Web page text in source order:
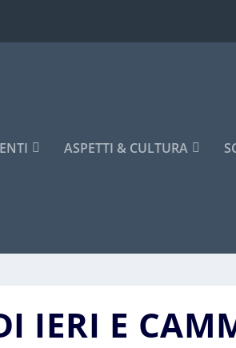
ASPETTI & CULTURA
IERI E